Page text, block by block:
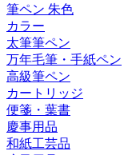
筆ペン 朱色
カラー
太筆筆ペン
万年毛筆・手紙ペン
高級筆ペン
カートリッジ
便箋・葉書
慶事用品
和紙工芸品